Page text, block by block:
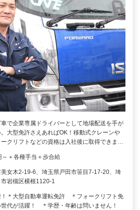
で企業専属ドライバーとして地場配送を手が
大型免許さえあればOK！移動式クレーンや
ークリフトなどの資格は入社後に取得できま…
～＋各種手当＋歩合給
女木2-19-6、埼玉県戸田市笹目7-17-20、埼
岩槻区横根1120-1
！＊大型自動車運転免許 ＊フォークリフト免
代が活躍！ ＊学歴・年齢は問いません！